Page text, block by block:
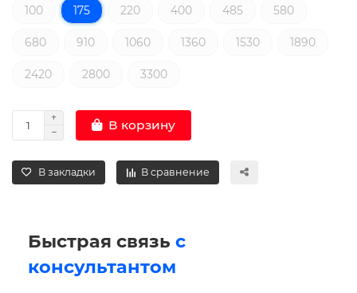
100
175 220 400 485 580
680 910 1060 1360 1530 1890
2420 2800 3300
В корзину
В закладки В сравнение
Быстрая связь с
консультантом